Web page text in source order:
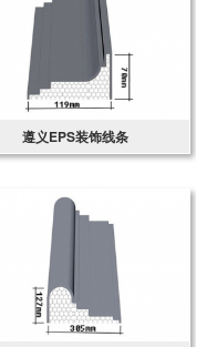
遵义EPS装饰线条